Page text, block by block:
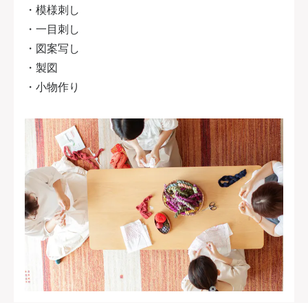
・模様刺し
・一目刺し
・図案写し
・製図
・小物作り